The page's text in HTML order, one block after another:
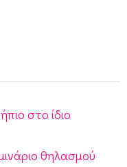
στο ίδιο
θηλασμού